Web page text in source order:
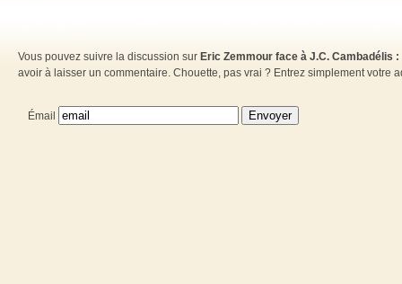
Vous pouvez suivre la discussion sur Eric Zemmour face à J.C. Cambadélis
avoir à laisser un commentaire. Chouette, pas vrai ? Entrez simplement votre
Émail